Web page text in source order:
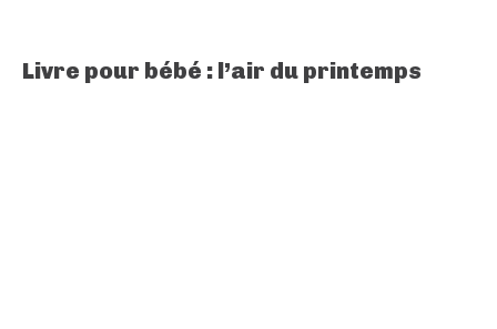
Livre pour bébé : l’air du printemps